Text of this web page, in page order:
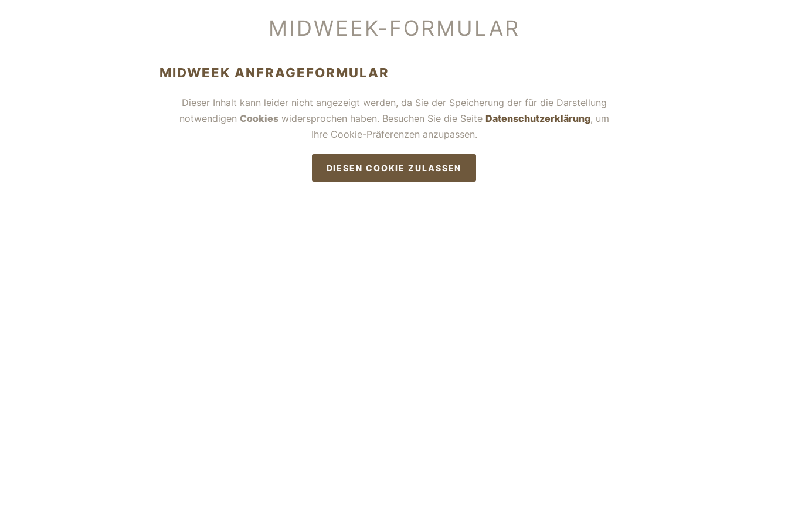
MIDWEEK-FORMULAR
MIDWEEK ANFRAGEFORMULAR
Dieser Inhalt kann leider nicht angezeigt werden, da Sie der Speicherung der für die Darstellung
notwendigen Cookieswidersprochen haben. Besuchen Sie die Seite Datenschutzerklärung, um
Ihre Cookie-Präferenzen anzupassen.
DIESEN COOKIE ZULASSEN